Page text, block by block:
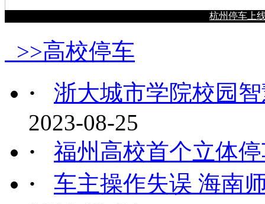
杭州停车上
>>高校停车
·
浙大城市学院校园
2023-08-25
·
福州高校首个立体
·
车主操作失误 海南